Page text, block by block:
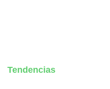
Tendencias